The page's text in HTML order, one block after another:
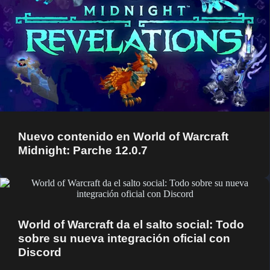
Nuevo contenido en World of Warcraft
Midnight: Parche 12.0.7
World of Warcraft da el salto social: Todo
sobre su nueva integración oficial con
Discord